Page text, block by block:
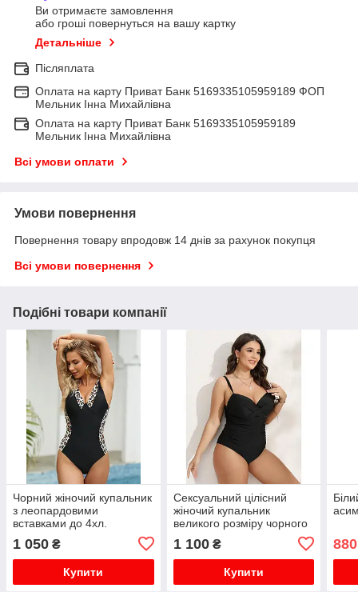
Ви отримаєте замовлення
або гроші повернуться на вашу картку
Детальніше
Післяплата
Оплата на карту Приват Банк 5169335105959189 ФОП
Мельник Інна Михайлівна
Оплата на карту Приват Банк 5169335105959189
Мельник Інна Михайлівна
Всі умови оплати
Умови повернення
Повернення товару впродовж 14 днів за рахунок покупця
Всі умови повернення
Подібні товари компанії
Чорний жіночий купальник
з леопардовими
вставками до 4хл.
1 050 ₴
Купити
Сексуальний цілісний
жіночий купальник
великого розміру чорного
1 100₴
Купити
880